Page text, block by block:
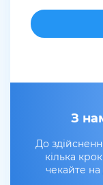
З
До
кілька
чекайте